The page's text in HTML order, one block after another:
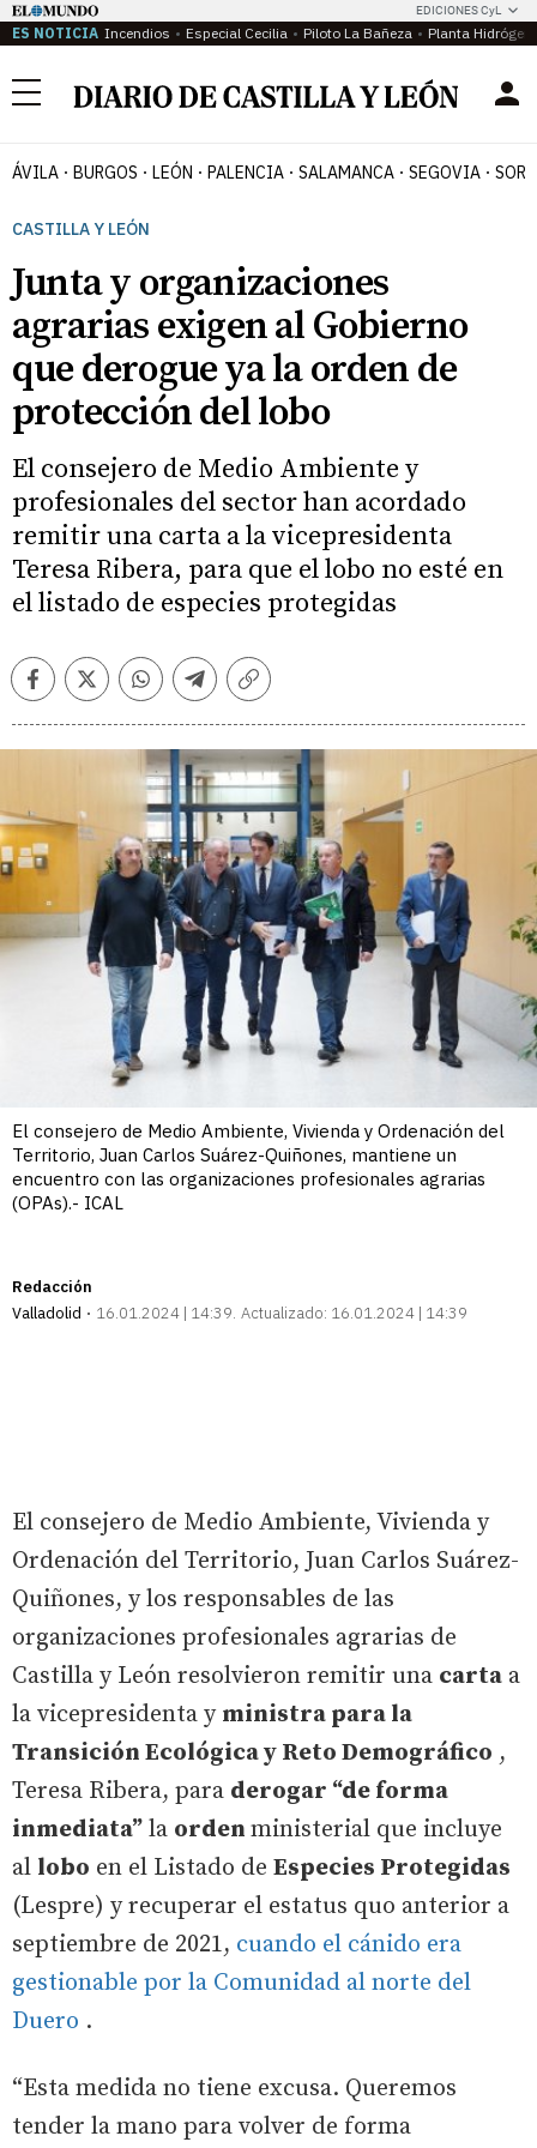
EDICIONES CyL
ES NOTICIA Incendios Especial Cecilia Piloto La Bañeza Planta
Menú
ÁVILA BURGOS LEÓN PALENCIA SALAMANCA SEGOVIA
CASTILLA Y LEÓN
Junta y organizaciones
agrarias exigen al Gobierno
que derogue ya la orden de
protección del lobo
El consejero de Medio Ambiente y
profesionales del sector han acordado
remitir una carta a la vicepresidenta
Teresa Ribera, para que el lobo no esté en
el listado de especies protegidas
FacebookTwitterWhatsappTelegramCopiar
El consejero de Medio Ambiente, Vivienda y Ordenación del
Territorio, Juan Carlos Suárez-Quiñones, mantiene un
encuentro con las organizaciones profesionales agrarias
(OPAs).- ICAL
Redacción
Valladolid
16.01.2024 | 14:39 Actualizado: 16.01.2024 | 14:39
El consejero de Medio Ambiente, Vivienda y
Ordenación del Territorio, Juan Carlos Suárez-
Quiñones, y los responsables de las
organizaciones profesionales agrarias de
Castilla y León resolvieron remitir una carta a
la vicepresidenta y ministra para la
Transición Ecológica y Reto Demográfico ,
Teresa Ribera, para derogar “de forma
inmediata” la orden ministerial que incluye
al lobo en el Listado de Especies Protegidas
(Lespre) y recuperar el estatus quo anterior a
septiembre de 2021, cuando el cánido era
gestionable por la Comunidad al norte del
Duero .
“Esta medida no tiene excusa. Queremos
tender la mano para volver de forma